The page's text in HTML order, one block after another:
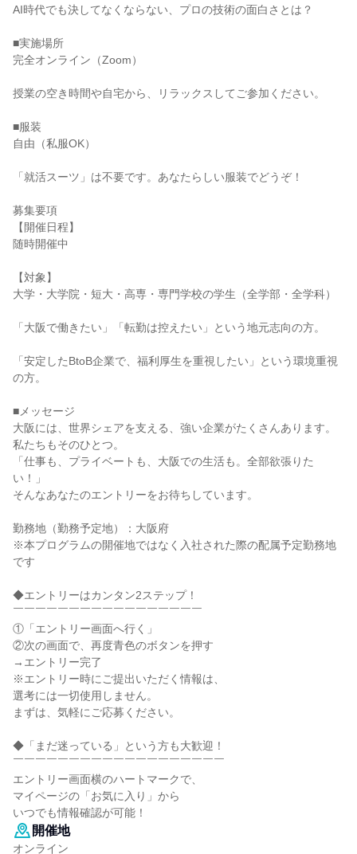
AI時代でも決してなくならない、プロの技術の面白さとは？
■実施場所
完全オンライン（Zoom）
授業の空き時間や自宅から、リラックスしてご参加ください。
■服装
自由（私服OK）
「就活スーツ」は不要です。あなたらしい服装でどうぞ！
募集要項
【開催日程】
随時開催中
【対象】
大学・大学院・短大・高専・専門学校の学生（全学部・全学科）
「大阪で働きたい」「転勤は控えたい」という地元志向の方。
「安定したBtoB企業で、福利厚生を重視したい」という環境重視
の方。
■メッセージ
大阪には、世界シェアを支える、強い企業がたくさんあります。
私たちもそのひとつ。
「仕事も、プライベートも、大阪での生活も。全部欲張りた
い！」
そんなあなたのエントリーをお待ちしています。
勤務地（勤務予定地）：大阪府
※本プログラムの開催地ではなく入社された際の配属予定勤務地
です
◆エントリーはカンタン2ステップ！
￣￣￣￣￣￣￣￣￣￣￣￣￣￣￣￣￣
①「エントリー画面へ行く」
②次の画面で、再度青色のボタンを押す
→エントリー完了
※エントリー時にご提出いただく情報は、
選考には一切使用しません。
まずは、気軽にご応募ください。
◆「まだ迷っている」という方も大歓迎！
￣￣￣￣￣￣￣￣￣￣￣￣￣￣￣￣￣￣￣
エントリー画面横のハートマークで、
マイページの「お気に入り」から
いつでも情報確認が可能！
開催地
オンライン